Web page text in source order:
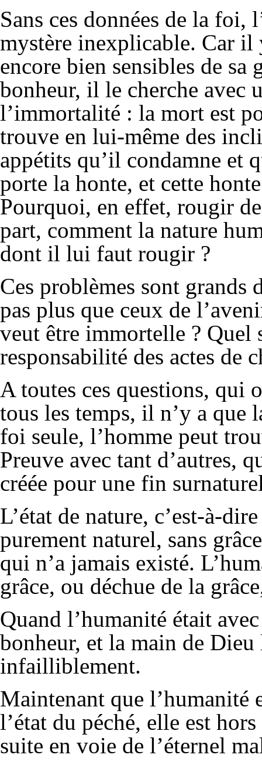
Sans ces données de la foi,
mystère inexplicable. Car il
encore bien sensibles de
bonheur, il le cherche avec
l’immortalité : la mort est
trouve en lui-même des
appétits qu’il condamne et
porte la honte, et cette
Pourquoi, en effet, rougir
part, comment la nature
dont il lui faut rougir ?
Ces problèmes sont grands
pas plus que ceux de
veut être immortelle ? Quel
responsabilité des actes de
A toutes ces questions, qui
tous les temps, il n’y a que
foi seule, l’homme peut
Preuve avec tant d’autres,
créée pour une fin
L’état de nature, c’est-à-
purement naturel, sans
qui n’a jamais existé.
grâce, ou déchue de la
Quand l’humanité était
bonheur, et la main de
infailliblement.
Maintenant que l’humanité
l’état du péché, elle est
suite en voie de l’éternel